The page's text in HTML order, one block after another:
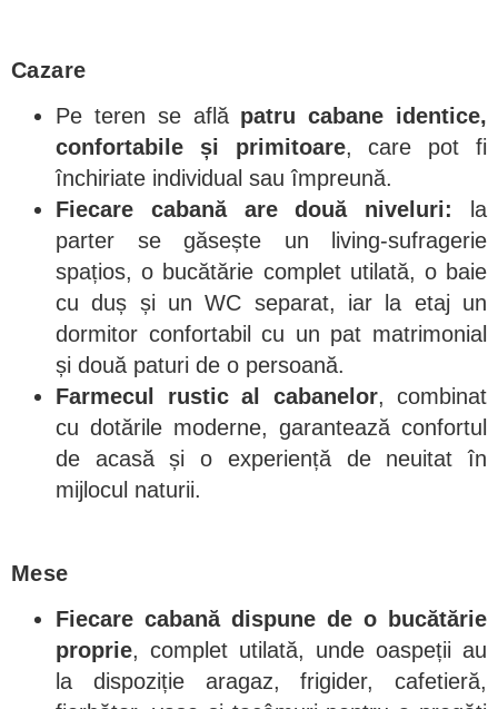
Cazare
Pe teren se află patru cabane identice,
confortabile și primitoare, care pot fi
închiriate individual sau împreună.
Fiecare cabană are două niveluri:
la
parter se găsește un living-sufragerie
spațios, o bucătărie complet utilată, o baie
cu duș și un WC separat, iar la etaj un
dormitor confortabil cu un pat matrimonial
și două paturi de o persoană.
Farmecul rustic al cabanelor, combinat
cu dotările moderne, garantează confortul
de acasă și o experiență de neuitat în
mijlocul naturii.
Mese
Fiecare cabană dispune de o bucătărie
proprie, complet utilată, unde oaspeții au
la dispoziție aragaz, frigider, cafetieră,